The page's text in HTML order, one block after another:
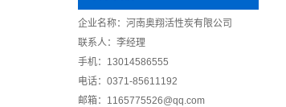
企业名称：河南奥翔活性炭有限公司
联系人：李经理
手机：13014586555
电话：0371-85611192
邮箱：1165775526@qq.com